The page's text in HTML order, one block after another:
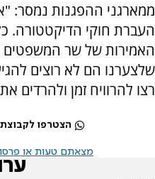
העברת חוקי הדיקטטורה.
האמירות של שר המשפטים
שלצערנו הם לא רוצים
רצו להרוויח זמן ולהרדים
הצטרפו לקבוצת
מצאתם טעות או